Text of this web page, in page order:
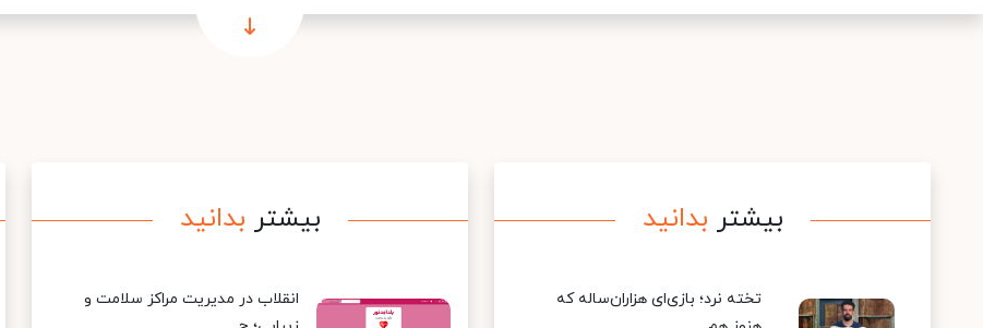
بیشتر بدانید
تخته نرد؛ بازی‌ای هزاران‌ساله که
بیشتر بدانید
انقلاب در مدیریت مراکز سلامت و